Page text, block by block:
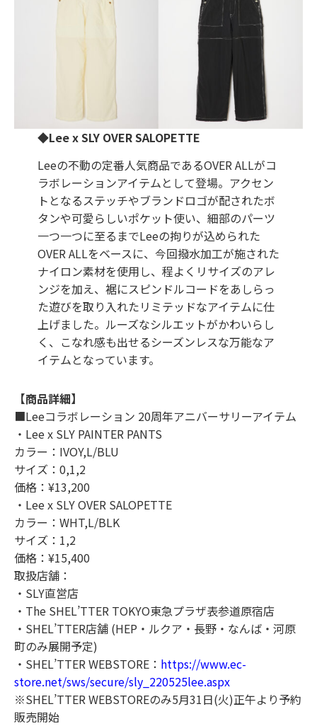
◆Lee x SLY OVER SALOPETTE
Leeの不動の定番人気商品であるOVER ALLがコ
ラボレーションアイテムとして登場。アクセン
トとなるステッチやブランドロゴが配されたボ
タンや可愛らしいポケット使い、細部のパーツ
一つ一つに至るまでLeeの拘りが込められた
OVER ALLをベースに、今回撥水加工が施された
ナイロン素材を使用し、程よくリサイズのアレ
ンジを加え、裾にスピンドルコードをあしらっ
た遊びを取り入れたリミテッドなアイテムに仕
上げました。ルーズなシルエットがかわいらし
く、こなれ感も出せるシーズンレスな万能なア
イテムとなっています。
【商品詳細】
■Leeコラボレーション 20周年アニバーサリーアイテム
・Lee x SLY PAINTER PANTS
カラー：IVOY,L/BLU
サイズ：0,1,2
価格：¥13,200
・Lee x SLY OVER SALOPETTE
カラー：WHT,L/BLK
サイズ：1,2
価格：¥15,400
取扱店舗：
・SLY直営店
・The SHEL’TTER TOKYO東急プラザ表参道原宿店
・SHEL’TTER店舗 (HEP・ルクア・長野・なんば・河原
町のみ展開予定)
・SHEL’TTER WEBSTORE： https://www.ec-
store.net/sws/secure/sly_220525lee.aspx
※SHEL’TTER WEBSTOREのみ5月31日(火)正午より予約
販売開始